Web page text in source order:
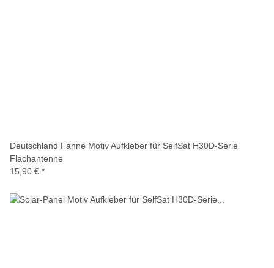
Deutschland Fahne Motiv Aufkleber für SelfSat H30D-Serie
Flachantenne
15,90 € *